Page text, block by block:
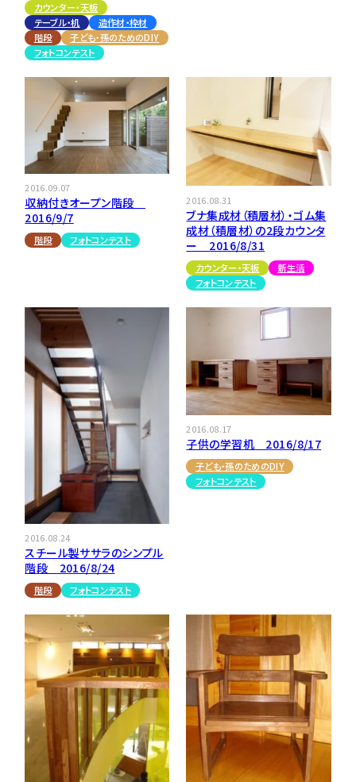
カウンター・天板
テーブル・机
造作材・枠材
階段
子ども・孫のためのDIY
フォトコンテスト
2016.09.07
収納付きオープン階段
2016/9/7
階段 フォトコンテスト
2016.08.31
ブナ集成材（積層材）・ゴム集
成材（積層材）の2段カウンタ
ー 2016/8/31
カウンター・天板
新生活
フォトコンテスト
2016.08.24
スチール製ササラのシンプル
階段 2016/8/24
階段 フォトコンテスト
2016.08.17
子供の学習机 2016/8/17
子ども・孫のためのDIY
フォトコンテスト